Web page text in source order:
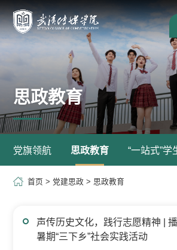
思政教育
党旗领航 思政教育 “一站式”学
首页 > 党建思政 > 思政教育
声传历史文化，践行志愿精神 |
暑期“三下乡”社会实践活动